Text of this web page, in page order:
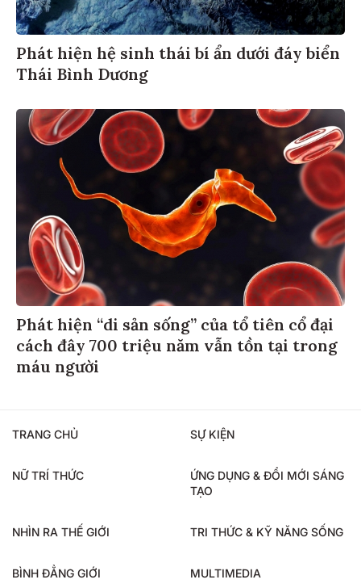
Phát hiện hệ sinh thái bí ẩn dưới đáy biển
Thái Bình Dương
Phát hiện “di sản sống” của tổ tiên cổ đại
cách đây 700 triệu năm vẫn tồn tại trong
máu người
TRANG CHỦ SỰ KIỆN
NỮ TRÍ THỨC
ỨNG DỤNG & ĐỔI MỚI SÁNG
TẠO
NHÌN RA THẾ GIỚI TRI THỨC & KỸ NĂNG SỐNG
BÌNH ĐẲNG GIỚI MULTIMEDIA